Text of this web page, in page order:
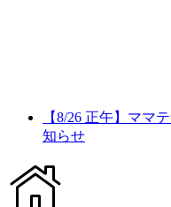
【8/26 正午】ママ
知らせ